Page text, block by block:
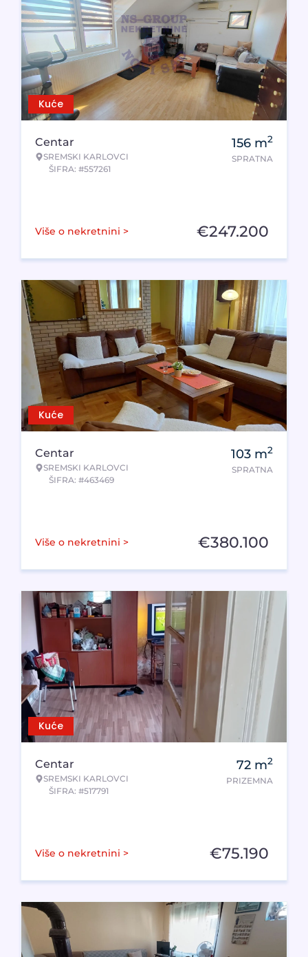
Kuće
Centar
SREMSKI KARLOVCI
ŠIFRA: #557261
156 m2
SPRATNA
Više o nekretnini > €247.200
Kuće
Centar
SREMSKI KARLOVCI
ŠIFRA: #463469
103 m2
SPRATNA
Više o nekretnini > €380.100
Kuće
Centar
SREMSKI KARLOVCI
ŠIFRA: #517791
72 m2
PRIZEMNA
Više o nekretnini > €75.190